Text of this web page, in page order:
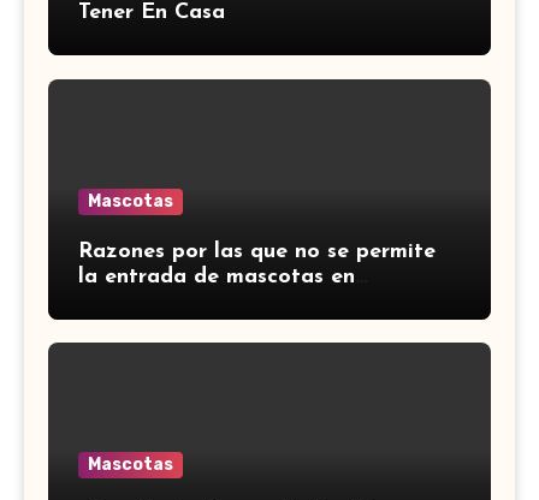
Tener En Casa
Mascotas
Razones por las que no se permite
la entrada de mascotas en
extranjeros.
Mascotas